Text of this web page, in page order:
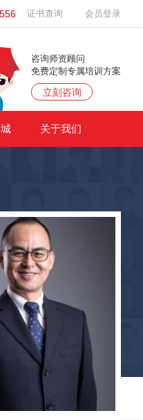
证书查询 会员登录
咨询师资顾问
免费定制专属培训方案
立刻咨询
关于我们